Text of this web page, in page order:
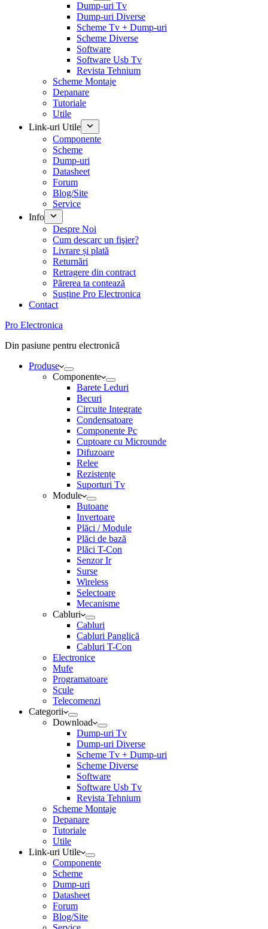
Dump-uri Tv
Dump-uri Diverse
Scheme Tv + Dump-uri
Scheme Diverse
Software
Software Usb Tv
Revista Tehnium
Scheme Montaje
Depanare
Tutoriale
Utile
Link-uri Utile
Componente
Scheme
Dump-uri
Datasheet
Forum
Blog/Site
Service
Info
Despre Noi
Cum descarc un fişier?
Livrare și plată
Returnări
Retragere din contract
Părerea ta contează
Susține Pro Electronica
Contact
Pro Electronica
Din pasiune pentru electronică
Produse
Componente
Barete Leduri
Becuri
Circuite Integrate
Condensatoare
Componente Pc
Cuptoare cu Microunde
Difuzoare
Relee
Rezistențe
Suporturi Tv
Module
Butoane
Invertoare
Plăci / Module
Plăci de bază
Plăci T-Con
Senzor Ir
Surse
Wireless
Selectoare
Mecanisme
Cabluri
Cabluri
Cabluri Panglică
Cabluri T-Con
Electronice
Mufe
Programatoare
Scule
Telecomenzi
Categorii
Download
Dump-uri Tv
Dump-uri Diverse
Scheme Tv + Dump-uri
Scheme Diverse
Software
Software Usb Tv
Revista Tehnium
Scheme Montaje
Depanare
Tutoriale
Utile
Link-uri Utile
Componente
Scheme
Dump-uri
Datasheet
Forum
Blog/Site